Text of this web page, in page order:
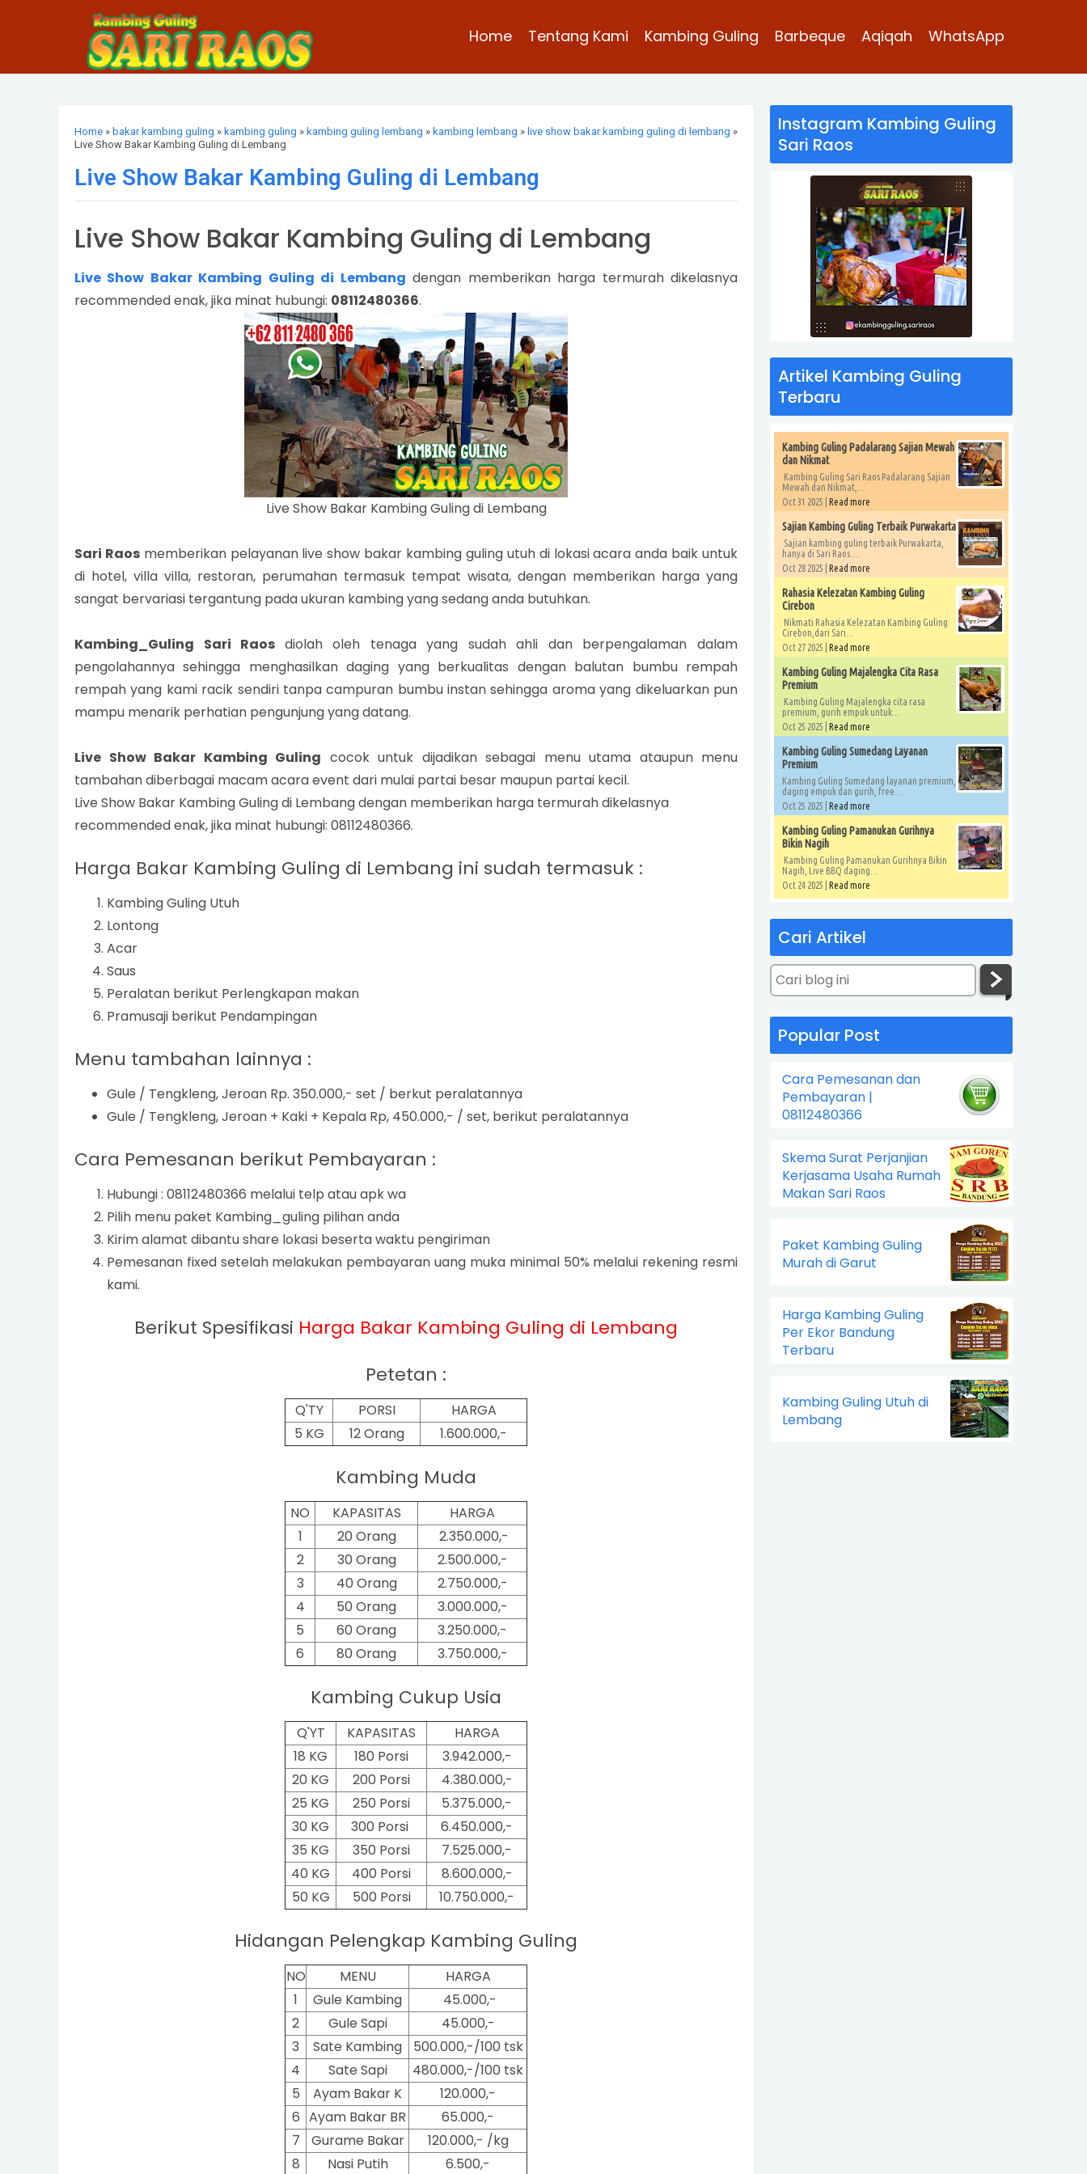
Home Tentang Kami Kambing Guling Barbeque Aqiqah WhatsApp
Home » bakar kambing guling » kambing guling » kambing guling lembang » kambing lembang » live show bakar kambing guling di lembang »
Live Show Bakar Kambing Guling di Lembang
Live Show Bakar Kambing Guling di Lembang
Live Show Bakar Kambing Guling di Lembang
Live Show Bakar Kambing Guling di Lembang dengan memberikan harga termurah dikelasnya
recommended enak, jika minat hubungi: 08112480366.
Live Show Bakar Kambing Guling di Lembang
Sari Raosmemberikan pelayanan live show bakar kambing guling utuh di lokasi acara anda baik untuk
di hotel, villa villa, restoran, perumahan termasuk tempat wisata, dengan memberikan harga yang
sangat bervariasi tergantung pada ukuran kambing yang sedang anda butuhkan.
Kambing_Guling Sari Raos diolah oleh tenaga yang sudah ahli dan berpengalaman dalam
pengolahannya sehingga menghasilkan daging yang berkualitas dengan balutan bumbu rempah
rempah yang kami racik sendiri tanpa campuran bumbu instan sehingga aroma yang dikeluarkan pun
mampu menarik perhatian pengunjung yang datang.
Live Show Bakar Kambing Guling cocok untuk dijadikan sebagai menu utama ataupun menu
tambahan diberbagai macam acara event dari mulai partai besar maupun partai kecil.
Live Show Bakar Kambing Guling di Lembang dengan memberikan harga termurah dikelasnya
recommended enak, jika minat hubungi: 08112480366.
Harga Bakar Kambing Guling di Lembang ini sudah termasuk :
Kambing Guling Utuh
Lontong
Acar
Saus
Peralatan berikut Perlengkapan makan
Pramusaji berikut Pendampingan
Menu tambahan lainnya :
Gule / Tengkleng, Jeroan Rp. 350.000,- set / berkut peralatannya
Gule / Tengkleng, Jeroan + Kaki + Kepala Rp, 450.000,- / set, berikut peralatannya
Cara Pemesanan berikut Pembayaran :
Hubungi : 08112480366 melalui telp atau apk wa
Pilih menu paket Kambing_guling pilihan anda
Kirim alamat dibantu share lokasi beserta waktu pengiriman
Pemesanan fixed setelah melakukan pembayaran uang muka minimal 50% melalui rekening resmi
kami.
Berikut Spesifikasi Harga Bakar Kambing Guling di Lembang
Petetan :
Q'TY PORSI
HARGA
5 KG
12 Orang 1.600.000,-
Kambing Muda
NO KAPASITAS
HARGA
1
20 Orang
2.350.000,-
2
30 Orang
2.500.000,-
3
40 Orang
2.750.000,-
4
50 Orang
3.000.000,-
5
60 Orang
3.250.000,-
6
80 Orang 3.750.000,-
Kambing Cukup Usia
Q'YT KAPASITAS
HARGA
18 KG
180 Porsi
3.942.000,-
20 KG
200 Porsi
4.380.000,-
25 KG
250 Porsi
5.375.000,-
30 KG
300 Porsi
6.450.000,-
35 KG
350 Porsi
7.525.000,-
40 KG
400 Porsi
8.600.000,-
50 KG
500 Porsi 10.750.000,-
Hidangan Pelengkap Kambing Guling
NO MENU
HARGA
1
Gule Kambing
45.000,-
2
Gule Sapi
45.000,-
3
Sate Kambing
500.000,-/100 tsk
4
Sate Sapi
480.000,-/100 tsk
5
Ayam Bakar K
120.000,-
6 Ayam Bakar BR
65.000,-
7
Gurame Bakar
120.000,- /kg
8
Nasi Putih
6.500,-
Instagram Kambing Guling
Sari Raos
Artikel Kambing Guling
Terbaru
Kambing Guling Padalarang Sajian Mewah
dan Nikmat
Kambing Guling Sari Raos Padalarang Sajian
Mewah dan Nikmat,...
Oct 31 2025 | Read more
Sajian Kambing Guling Terbaik Purwakarta
Sajian kambing guling terbaik Purwakarta,
hanya di Sari Raos....
Oct 28 2025 | Read more
Rahasia Kelezatan Kambing Guling
Cirebon
Nikmati Rahasia Kelezatan Kambing Guling
Cirebon,dari Sari...
Oct 27 2025 | Read more
Kambing Guling Majalengka Cita Rasa
Premium
Kambing Guling Majalengka cita rasa
premium, gurih empuk untuk...
Oct 25 2025 | Read more
Kambing Guling Sumedang Layanan
Premium
Kambing Guling Sumedang layanan premium,
daging empuk dan gurih, free...
Oct 25 2025 | Read more
Kambing Guling Pamanukan Gurihnya
Bikin Nagih
Kambing Guling Pamanukan Gurihnya Bikin
Nagih, Live BBQ daging...
Oct 24 2025 | Read more
Cari Artikel
Popular Post
Cara Pemesanan dan
Pembayaran |
08112480366
Skema Surat Perjanjian
Kerjasama Usaha Rumah
Makan Sari Raos
Paket Kambing Guling
Murah di Garut
Harga Kambing Guling
Per Ekor Bandung
Terbaru
Kambing Guling Utuh di
Lembang